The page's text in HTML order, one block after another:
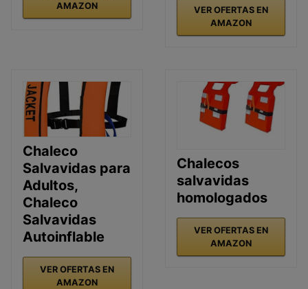
AMAZON
VER OFERTAS EN
AMAZON
Chaleco
Salvavidas para
Adultos,
Chaleco
Salvavidas
Autoinflable
VER OFERTAS EN
AMAZON
Chalecos
salvavidas
homologados
VER OFERTAS EN
AMAZON